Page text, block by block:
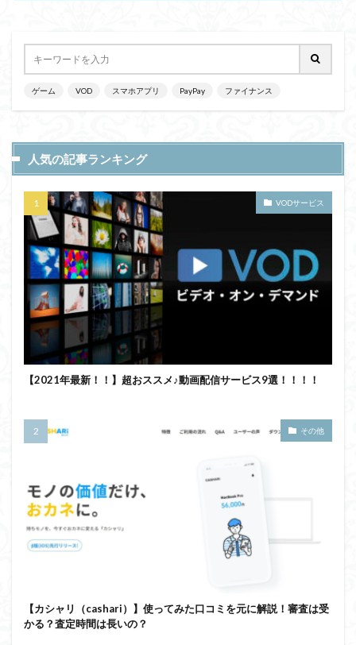
ゲーム VOD スマホアプリ PayPay ファイナンス
人気の記事ランキング
VODサービス
【2021年最新！！】超おススメ♪動画配信サービス9選！！！！
その他
【カシャリ（cashari）】使ってみた口コミを元に解説！審査は受
かる？査定時間は長いの？